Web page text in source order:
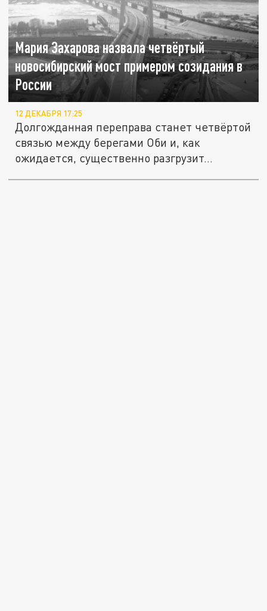
Мария Захарова назвала четвёртый
новосибирский мост примером созидания в
России
12 ДЕКАБРЯ 17:25
Долгожданная переправа станет четвёртой
связью между берегами Оби и, как
ожидается, существенно разгрузит...